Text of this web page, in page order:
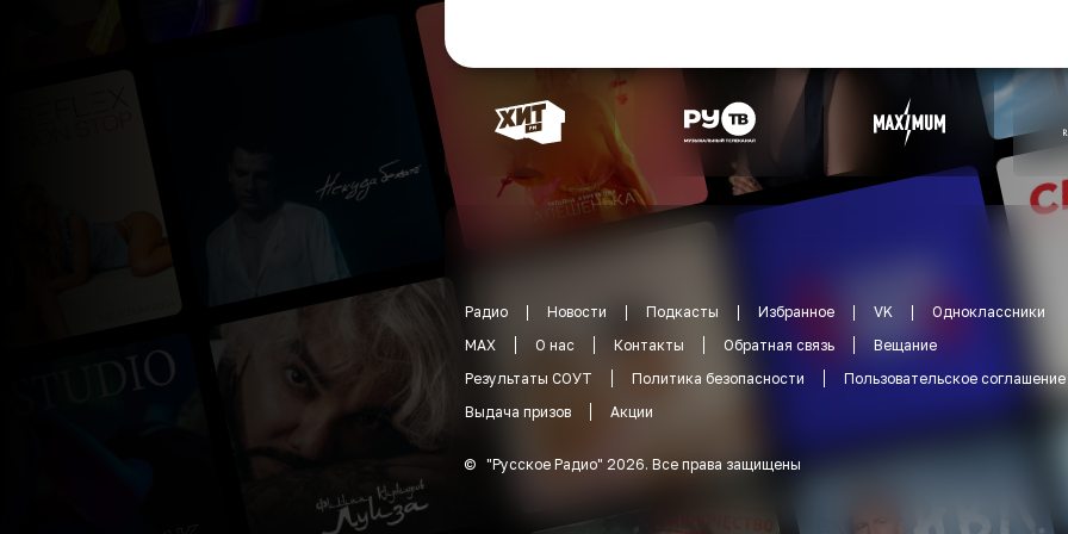
Радио Новости Подкасты Избранное VK
Одноклассники
MAX
О нас Контакты Обратная связь
Вещание
Результаты СОУТ
Политика безопасности
Пользовательское соглашение
Выдача призов
Акции
© "Русское Радио" 2026. Все права защищены